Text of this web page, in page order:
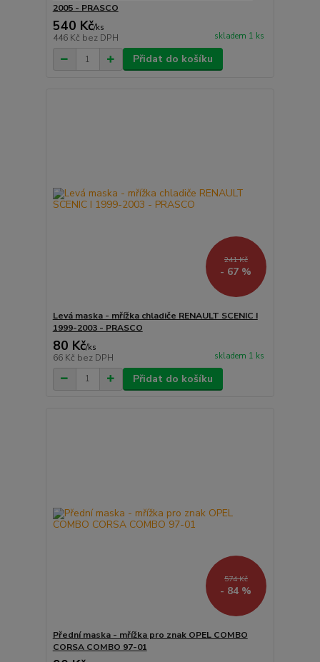
2005 - PRASCO
540 Kč/ks
446 Kč bez DPH skladem 1 ks
Přidat do košíku
241 Kč
- 67 %
Levá maska - mřížka chladiče RENAULT SCENIC I
1999-2003 - PRASCO
80 Kč/ks
66 Kč bez DPH skladem 1 ks
Přidat do košíku
574 Kč
- 84 %
Přední maska - mřížka pro znak OPEL COMBO
CORSA COMBO 97-01